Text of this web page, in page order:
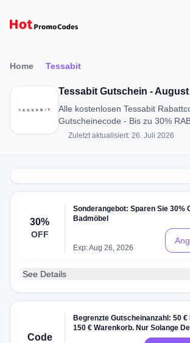
Home Tessabit
Tessabit Gutschein - August
Alle kostenlosen Tessabit
Gutscheinecode - Bis zu 30%
August 2026
Zuletzt aktualisiert: 26. Juli 2026
30%
OFF
Sonderangebot: Sparen Sie 30%
Badmöbel
Exp: Aug 26, 2026
See Details
Code
Begrenzte Gutscheinanzahl: 50
150 € Warenkorb. Nur Solange